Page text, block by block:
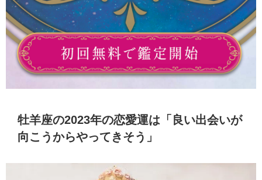
牡羊座の2023年の恋愛運は「良い出会いが
向こうからやってきそう」